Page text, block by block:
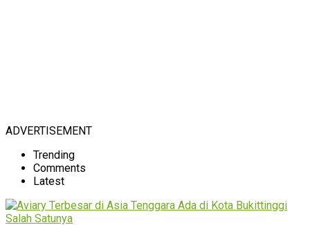
ADVERTISEMENT
Trending
Comments
Latest